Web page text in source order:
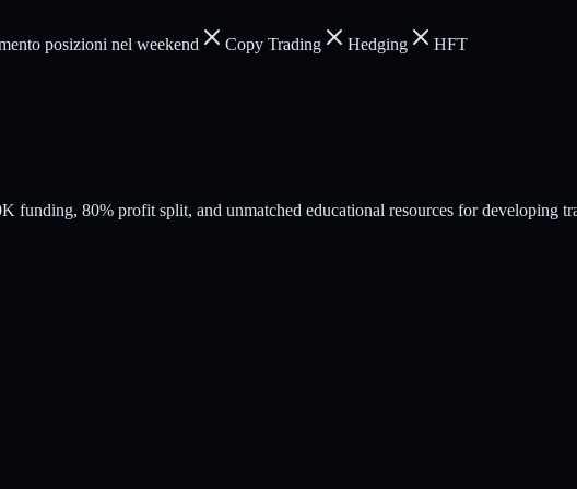
posizioni nel weekend Copy Trading Hedging
HFT
funding, 80% profit split, and unmatched educational resources for developing